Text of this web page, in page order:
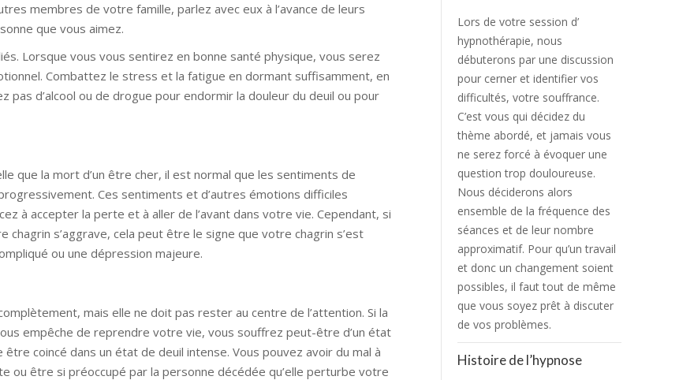
membres de votre famille, parlez avec eux à l’avance de leurs
que vous aimez.
Lorsque vous vous sentirez en bonne santé physique, vous serez
Combattez le stress et la fatigue en dormant suffisamment, en
pas d’alcool ou de drogue pour endormir la douleur du deuil ou pour
que la mort d’un être cher, il est normal que les sentiments de
Ces sentiments et d’autres émotions difficiles
à accepter la perte et à aller de l’avant dans votre vie. Cependant, si
s’aggrave, cela peut être le signe que votre chagrin s’est
ou une dépression majeure.
mais elle ne doit pas rester au centre de l’attention. Si la
empêche de reprendre votre vie, vous souffrez peut-être d’un état
coincé dans un état de deuil intense. Vous pouvez avoir du mal à
ou être si préoccupé par la personne décédée qu’elle perturbe votre
Lors de votre session d’
hypnothérapie, nous
débuterons par une discussion
pour cerner et identifier vos
difficultés, votre souffrance.
C’est vous qui décidez du
thème abordé, et jamais vous
ne serez forcé à évoquer une
question trop douloureuse.
Nous déciderons alors
ensemble de la fréquence des
séances et de leur nombre
approximatif. Pour qu’un travail
et donc un changement soient
possibles, il faut tout de même
que vous soyez prêt à discuter
de vos problèmes.
Histoire de l’hypnose